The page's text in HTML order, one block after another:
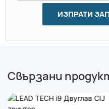
ИЗПРАТИ
Свързани